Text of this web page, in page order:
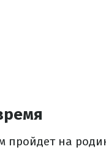
на